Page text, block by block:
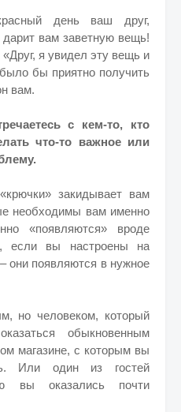
день ваш друг,
дарит вам заветную вещь!
я увидел эту вещь и
бы приятно получить
вам.
с кем-то, кто
что-то важное или
закидывает вам
необходимы вам именно
«появляются» вроде
если вы настроены на
они появляются в нужное
но человеком, который
обыкновенным
магазине, с которым вы
Или один из гостей
вы оказались почти